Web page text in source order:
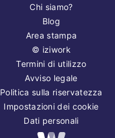
Chi siamo?
Blog
Area stampa
© iziwork
Termini di utilizzo
Avviso legale
Politica sulla riservatezza
Impostazioni dei cookie
Dati personali